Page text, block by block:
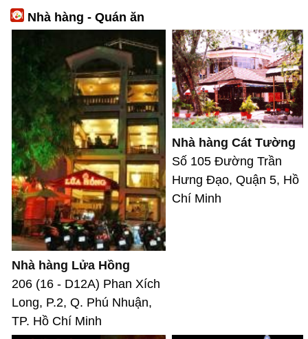
Nhà hàng - Quán ăn
Nhà hàng Lửa Hồng
206 (16 - D12A) Phan Xích
Long, P.2, Q. Phú Nhuận,
TP. Hồ Chí Minh
Nhà hàng Cát Tường
Số 105 Đường Trần
Hưng Đạo, Quận 5, Hồ
Chí Minh